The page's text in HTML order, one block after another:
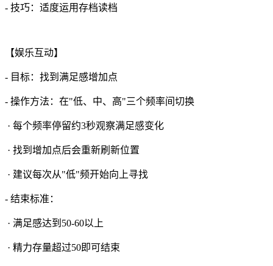
- 技巧：适度运用存档读档
【娱乐互动】
- 目标：找到满足感增加点
- 操作方法：在"低、中、高"三个频率间切换
· 每个频率停留约3秒观察满足感变化
· 找到增加点后会重新刷新位置
· 建议每次从"低"频开始向上寻找
- 结束标准：
· 满足感达到50-60以上
· 精力存量超过50即可结束